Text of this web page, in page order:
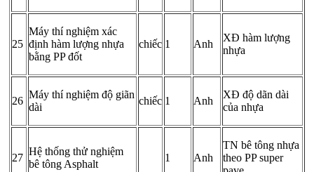
25
Máy thí nghiệm xác
định hàm lượng nhựa
bằng PP đốt
chiếc 1 Anh
XĐ hàm lượng
nhựa
26
Máy thí nghiệm độ giãn
dài
chiếc 1 Anh
XĐ độ dãn dài
của nhựa
27
Hệ thống thử nghiệm
bê tông Asphalt
1 Anh
TN bê tông nhựa
theo PP super